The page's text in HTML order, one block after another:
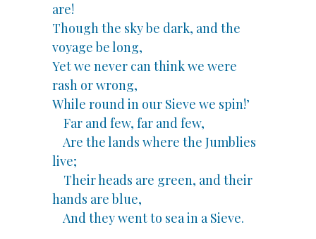
are!
Though the sky be dark, and the
voyage be long,
Yet we never can think we were
rash or wrong,
While round in our Sieve we spin!’
Far and few, far and few,
Are the lands where the Jumblies
live;
Their heads are green, and their
hands are blue,
And they went to sea in a Sieve.